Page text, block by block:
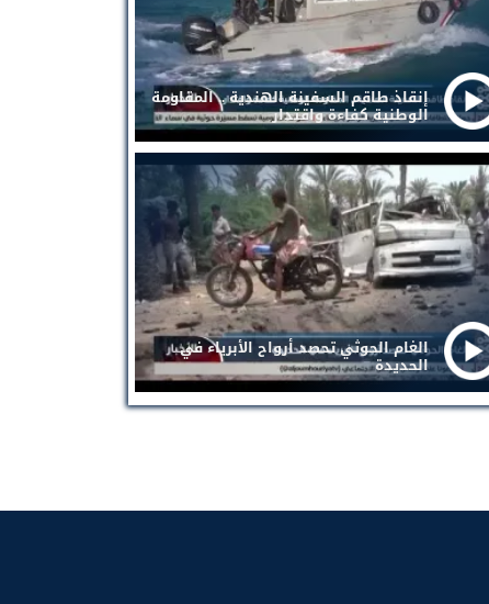
إنقاذ طاقم السفينة الهندية .. المقاومة
الوطنية كفاءة واقتدار
الغام الحوثي تحصد أرواح الأبرياء في
الحديدة